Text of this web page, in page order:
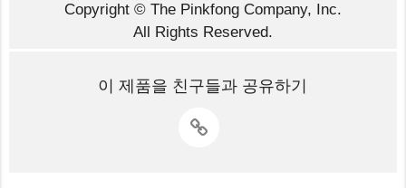
Copyright © The Pinkfong Company, Inc.
All Rights Reserved.
이 제품을 친구들과 공유하기